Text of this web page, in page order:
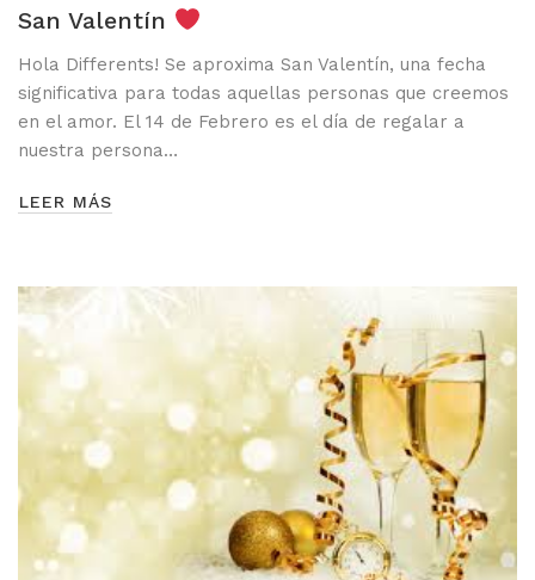
San Valentín
Hola Differents! Se aproxima San Valentín, una fecha
significativa para todas aquellas personas que creemos
en el amor. El 14 de Febrero es el día de regalar a
nuestra persona…
LEER MÁS